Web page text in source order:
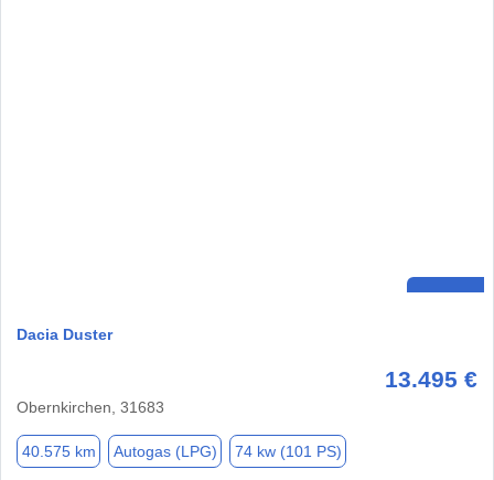
Dacia Duster
13.495 €
Obernkirchen, 31683
40.575 km Autogas (LPG) 74 kw (101 PS)